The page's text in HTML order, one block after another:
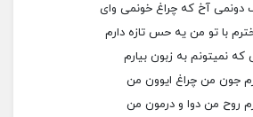
دونمی آخ که چراغ خونمی وای
با تو من یه حس تازه دارم
نمیتونم به زبون بیارم
جون من چراغ ایوون من
روح من دوا و درمون من